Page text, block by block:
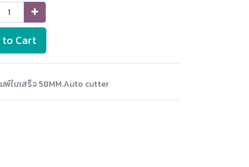
to Cart
พ์ใบเสร็จ 58MM.Auto cutter